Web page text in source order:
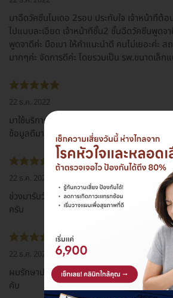
มาฉีดวัคซีนโมเดอ 2รอบ ประทับใจ เจ้าหน้าทีต้
ไปแบบละเอียด เจ้าหน้าทีชั้น2 ชั้นฉีดวัคซีนพูดจ
พูดจาดีค่ะ มือเบา ให้คำแนะนำดี คนไม่เยอะค่ะ ส
มากๆค่ะ จัดการดีค่ะ โดยรวมเป็น รพ.ขนาดเล็ก
22 ธ.ค. 2022
มาใช้บริการฉีดวัคซีน Moderna เจ้าหน้าที่และพ
ข้อมูลดีมาก ประทับใจมากครับ
22 ธ.ค. 2022
ช่วงมารับวัคซีน Moderna 4th ไม่มีที่จอด ขอ
ครับ
22 ธ.ค. 2022
ผมรักษาประกันสังคมทีโรงพยาบาลนี้มานานกว่
คับ